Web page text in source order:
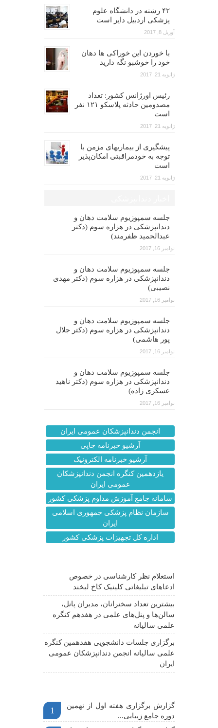
۴۲ رشته در دانشگاه علوم
پزشکی اردبیل دایر است
آوریل 8, 2017
با خوردن این خوراکی ها دهان
خود را خوشبو نگه دارید
ژانویه 21, 2017
رئیس اورژانس کشور: تعداد
مصدومین حادثه پلاسکو ۱۲۱ نفر
است
ژانویه 21, 2017
پیشگیری از بیماریهای مزمن با
توجه به خودمراقبتی امکان‌پذیر
است
ژانویه 21, 2017
جلسه سمپوزیوم سلامت دهان و
دندانپزشکی در هزاره سوم (دکتر
عبدالحمید ظفرمند)
نوامبر 16, 2017
جلسه سمپوزیوم سلامت دهان و
دندانپزشکی در هزاره سوم (دکتر مهدی
نصیبی)
نوامبر 16, 2017
جلسه سمپوزیوم سلامت دهان و
دندانپزشکی در هزاره سوم (دکتر جلال
پور هاشمی)
نوامبر 16, 2017
جلسه سمپوزیوم سلامت دهان و
دندانپزشکی در هزاره سوم (دکتر ناهید
عسکری زاده)
نوامبر 16, 2017
انجمن دندانپزشکان عمومی ایران
آرشیو خبرنامه چاپی
آرشیو خبرنامه الکترونیک
یازدهمین کنگره انجمن دندانپزشکان
عمومی ایران
سامانه جامع آموزش مداوم پزشکی کشور
سازمان نظام پزشکی جمهوری اسلامی
ایران
اداره کل تجهیزات پزشکی کشور
استعلام نظر کارشناسی در خصوص
ادعاهای تبلیغاتی کلینیک کاخ لبخند
بیشترین تعداد سخنرانان، مدیران پانل،
سالن‌ها و پنل‌های علمی در هفدهم کنگره
علمی سالیانه
برگزاری جلسات دانشجویی هفدهمین کنگره
علمی سالیانه انجمن دندانپزشکان عمومی
ایران
1
گزارش برگزاری هفته اول از نهمین
دوره جامع زیبایی...